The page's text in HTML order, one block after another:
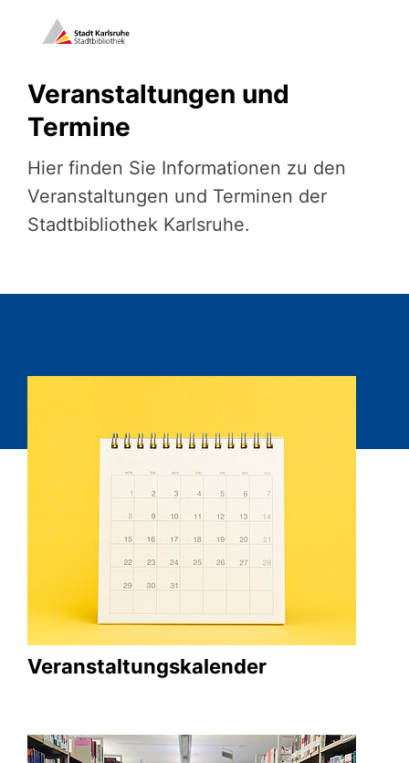
Veranstaltungen und
Termine
Hier finden Sie Informationen zu den
Veranstaltungen und Terminen der
Stadtbibliothek Karlsruhe.
Veranstaltungskalender